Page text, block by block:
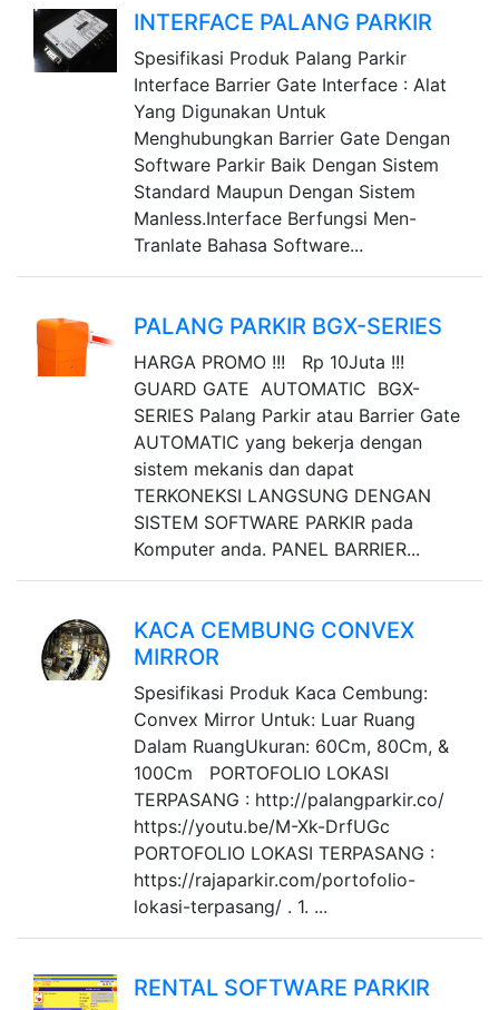
INTERFACE PALANG PARKIR
Spesifikasi Produk Palang Parkir
Interface Barrier Gate Interface : Alat
Yang Digunakan Untuk
Menghubungkan Barrier Gate Dengan
Software Parkir Baik Dengan Sistem
Standard Maupun Dengan Sistem
Manless.Interface Berfungsi Men-
Tranlate Bahasa Software...
PALANG PARKIR BGX-SERIES
HARGA PROMO !!! Rp 10Juta !!!
GUARD GATE AUTOMATIC BGX-
SERIES Palang Parkir atau Barrier Gate
AUTOMATIC yang bekerja dengan
sistem mekanis dan dapat
TERKONEKSI LANGSUNG DENGAN
SISTEM SOFTWARE PARKIR pada
Komputer anda. PANEL BARRIER...
KACA CEMBUNG CONVEX
MIRROR
Spesifikasi Produk Kaca Cembung:
Convex Mirror Untuk: Luar Ruang
Dalam RuangUkuran: 60Cm, 80Cm, &
100Cm PORTOFOLIO LOKASI
TERPASANG : http://palangparkir.co/
https://youtu.be/M-Xk-DrfUGc
PORTOFOLIO LOKASI TERPASANG :
https://rajaparkir.com/portofolio-
lokasi-terpasang/ . 1. ...
RENTAL SOFTWARE PARKIR